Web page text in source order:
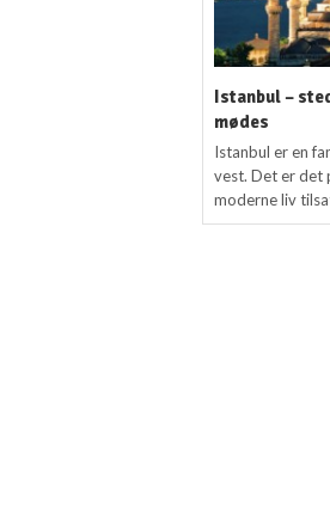
Istanbul –
mødes
Istanbul er en
vest. Det er det
moderne liv